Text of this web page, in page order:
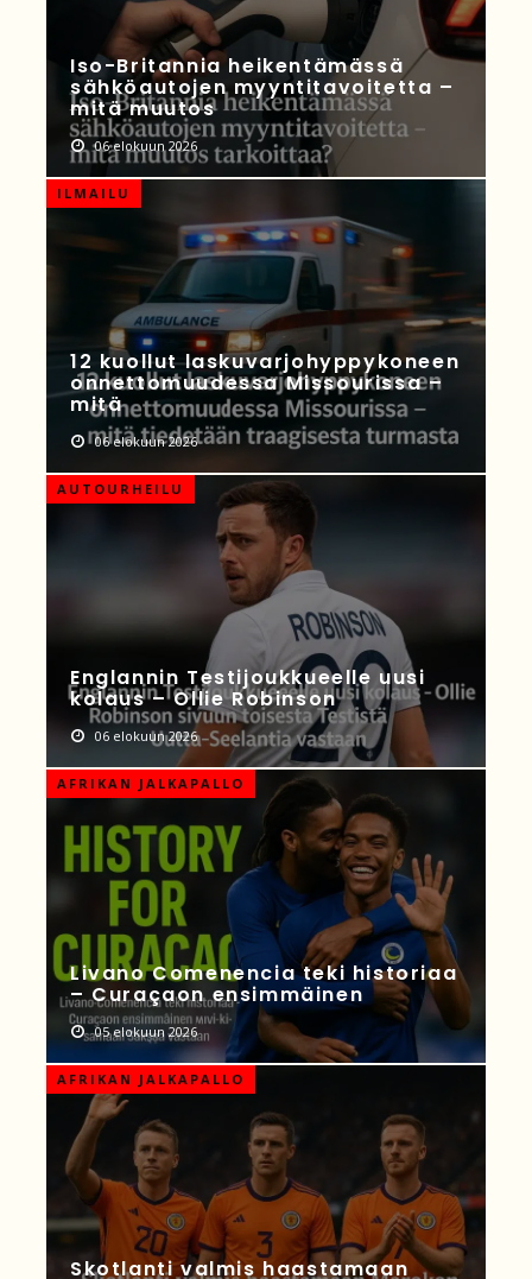
Iso-Britannia heikentämässä
sähköautojen myyntitavoitetta –
mitä muutos
06 elokuun 2026
ILMAILU
12 kuollut laskuvarjohyppykoneen
onnettomuudessa Missourissa –
mitä
06 elokuun 2026
AUTOURHEILU
Englannin Testijoukkueelle uusi
kolaus – Ollie Robinson
06 elokuun 2026
AFRIKAN JALKAPALLO
Livano Comenencia teki historiaa
– Curaçaon ensimmäinen
05 elokuun 2026
AFRIKAN JALKAPALLO
Skotlanti valmis haastamaan